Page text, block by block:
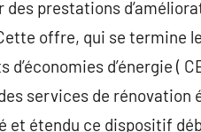
des prestations
offre, qui se termine
d’énergie (
services de rénovation
et étendu ce dispositif